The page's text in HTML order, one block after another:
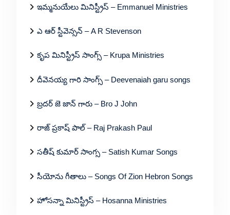
ఇమ్మనుయేలు మినిస్ట్రీస్ – Emmanuel Ministries
ఎ ఆర్ స్టీవెన్సన్ – A R Stevenson
కృప మినిస్ట్రీస్ సాంగ్స్ – Krupa Ministries
దీవెనయ్య గారి సాంగ్స్ – Deevenaiah garu songs
బ్రదర్ జె జాన్ గారు – Bro J John
రాజ్ ప్రకాష్ పాల్ – Raj Prakash Paul
సతీష్ కుమార్ సాంగ్స – Satish Kumar Songs
సీయోను గీతాలు – Songs Of Zion Hebron Songs
హోసన్నా మినిస్ట్రీస్ – Hosanna Ministries